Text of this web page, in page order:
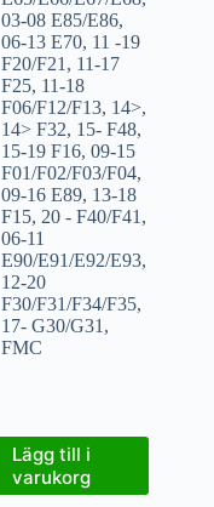
03-08 E85/E86,
06-13 E70, 11 -19
F20/F21 , 11-17
F25, 11-18
F06/F12/F13, 14>,
14> F32, 15- F48,
15-19 F16,09-15
F01/F02/F03/F04,
09-16 E89, 13-18
F15, 20 - F40/F41 ,
06-11
E90/E91/E92/E93,
12-20
F30/F31/F34/F35,
17- G30/G31 ,
FMC
Lägg till i
varukorg